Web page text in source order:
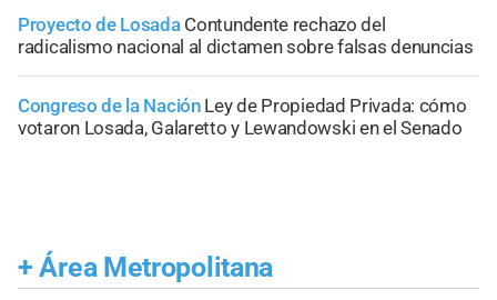
Proyecto de Losada Contundente rechazo del
radicalismo nacional al dictamen sobre falsas denuncias
Congreso de la Nación Ley de Propiedad Privada: cómo
votaron Losada, Galaretto y Lewandowski en el Senado
+ Área Metropolitana